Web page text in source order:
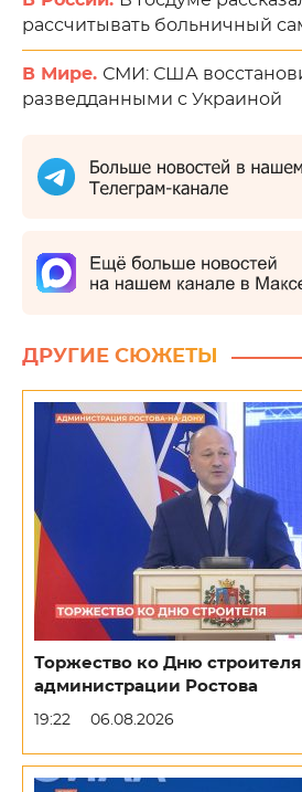
рассчитывать больничный
В Мире. СМИ: США
разведданными с Украиной
ДРУГИЕ СЮЖЕТЫ
Торжество ко Дню
администрации Ростова
19:22 06.08.2026